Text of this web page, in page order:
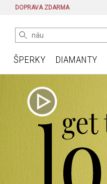
DOPRAVA ZDARMA
ŠPERKY DIAMANTY